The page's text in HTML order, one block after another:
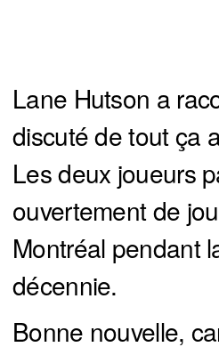
Lane Hutson a
discuté de tout ça
Les deux joueurs
ouvertement de
Montréal pendant
décennie.
Bonne nouvelle,